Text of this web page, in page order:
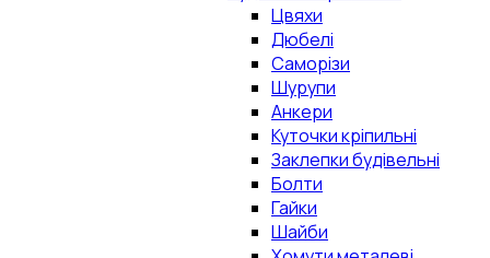
Цвяхи
Дюбелі
Саморізи
Шурупи
Анкери
Куточки кріпильні
Заклепки будівельні
Болти
Гайки
Шайби